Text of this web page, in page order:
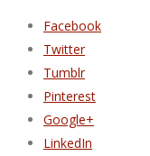
Facebook
Twitter
Tumblr
Pinterest
Google+
LinkedIn